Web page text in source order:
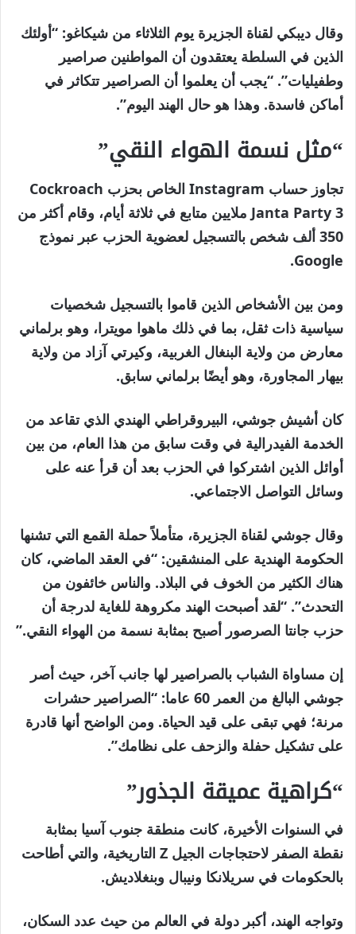
وقال ديبكي لقناة الجزيرة يوم الثلاثاء من شيكاغو: “أولئك
الذين في السلطة يعتقدون أن المواطنين صراصير
وطفيليات”. “يجب أن يعلموا أن الصراصير تتكاثر في
أماكن فاسدة. وهذا هو حال الهند اليوم”.
“مثل نسمة الهواء النقي”
تجاوز حساب Instagram الخاص بحزب Cockroach
Janta Party 3 ملايين متابع في ثلاثة أيام، وقام أكثر من
350 ألف شخص بالتسجيل لعضوية الحزب عبر نموذج
Google.
ومن بين الأشخاص الذين قاموا بالتسجيل شخصيات
سياسية ذات ثقل، بما في ذلك ماهوا مويترا، وهو برلماني
معارض من ولاية البنغال الغربية، وكيرتي آزاد من ولاية
بيهار المجاورة، وهو أيضًا برلماني سابق.
كان أشيش جوشي، البيروقراطي الهندي الذي تقاعد من
الخدمة الفيدرالية في وقت سابق من هذا العام، من بين
أوائل الذين اشتركوا في الحزب بعد أن قرأ عنه على
وسائل التواصل الاجتماعي.
وقال جوشي لقناة الجزيرة، متأملاً حملة القمع التي تشنها
الحكومة الهندية على المنشقين: “في العقد الماضي، كان
هناك الكثير من الخوف في البلاد. والناس خائفون من
التحدث”. “لقد أصبحت الهند مكروهة للغاية لدرجة أن
حزب جانتا الصرصور أصبح بمثابة نسمة من الهواء النقي.”
إن مساواة الشباب بالصراصير لها جانب آخر، حيث أصر
جوشي البالغ من العمر 60 عاما: “الصراصير حشرات
مرنة؛ فهي تبقى على قيد الحياة. ومن الواضح أنها قادرة
على تشكيل حفلة والزحف على نظامك”.
“كراهية عميقة الجذور”
في السنوات الأخيرة، كانت منطقة جنوب آسيا بمثابة
نقطة الصفر لاحتجاجات الجيل Z التاريخية، والتي أطاحت
بالحكومات في سريلانكا ونيبال وبنغلاديش.
وتواجه الهند، أكبر دولة في العالم من حيث عدد السكان،